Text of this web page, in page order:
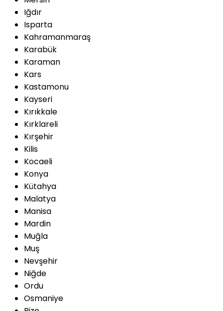
Iğdır
Isparta
Kahramanmaraş
Karabük
Karaman
Kars
Kastamonu
Kayseri
Kırıkkale
Kırklareli
Kırşehir
Kilis
Kocaeli
Konya
Kütahya
Malatya
Manisa
Mardin
Muğla
Muş
Nevşehir
Niğde
Ordu
Osmaniye